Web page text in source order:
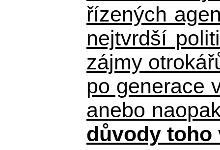
řízených
nejtvrdší
zájmy
po generace
anebo
důvody toho